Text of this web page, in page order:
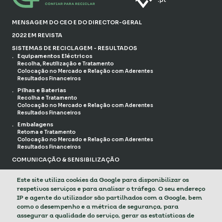
MENSAGEM DO CEO E DO DIRECTOR-GERAL
2022 EM REVISTA
SISTEMAS DE RECICLAGEM - RESULTADOS
Equipamentos Eléctricos
Recolha, Reutilização e Tratamento
Colocação no Mercado e Relação com Aderentes
Resultados Financeiros
Pilhas e Baterias
Recolha e Tratamento
Colocação no Mercado e Relação com Aderentes
Resultados Financeiros
Embalagens
Retoma e Tratamento
Colocação no Mercado e Relação com Aderentes
Resultados Financeiros
COMUNICAÇÃO & SENSIBILIZAÇÃO
Responsabilidade Social
Governança e Associados
Recursos Humanos
DESAFIOS DE 2022
Este site utiliza cookies da Google para disponibilizar os
respetivos serviços e para analisar o tráfego. O seu endereço
IP e agente do utilizador são partilhados com a Google, bem
como o desempenho e a métrica de segurança, para
assegurar a qualidade do serviço, gerar as estatísticas de